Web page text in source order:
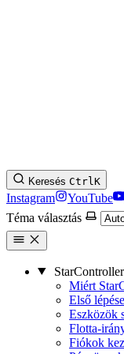
Keresés CtrlK
Instagram YouTube
Téma választás
StarController
Miért
Első
Eszközök
Flotta-
Fiókok